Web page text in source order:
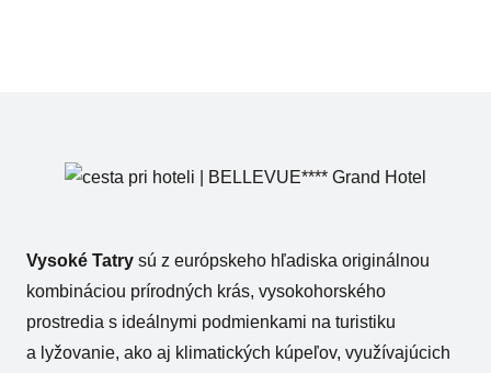
Vysoké Tatry sú z európskeho hľadiska originálnou
kombináciou prírodných krás, vysokohorského
prostredia s ideálnymi podmienkami na turistiku
a lyžovanie, ako aj klimatických kúpeľov, využívajúcich